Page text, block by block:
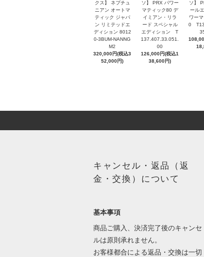
クス】 ネプチュ
ニアン オートマ
ティック ジャパ
ン リミテッドエ
ディション 8012
0-3BUM-NANNG
M2
320,000円(税込3
52,000円)
ソ】 PRX パワー
マティック80 デ
イミアン・リラ
ード スペシャル
エディション T
137.407.33.051.
00
126,000円(税込1
38,600円)
ソ】
ール
ワー
0
キャンセル・返品（返
金・交換）について
基本事項
商品ご購入、決済完了後のキャンセ
ルは原則承れません。
お客様都合による返品・交換は一切